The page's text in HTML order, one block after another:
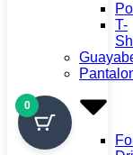
T-
0